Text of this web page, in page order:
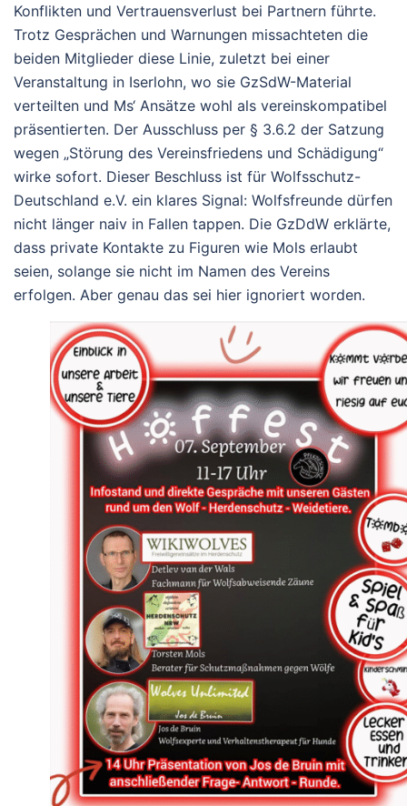
Konflikten und Vertrauensverlust bei Partnern führte.
Trotz Gesprächen und Warnungen missachteten die
beiden Mitglieder diese Linie, zuletzt bei einer
Veranstaltung in Iserlohn, wo sie GzSdW-Material
verteilten und Ms‘ Ansätze wohl als vereinskompatibel
präsentierten. Der Ausschluss per § 3.6.2 der Satzung
wegen „Störung des Vereinsfriedens und Schädigung“
wirke sofort. Dieser Beschluss ist für Wolfsschutz-
Deutschland e.V. ein klares Signal: Wolfsfreunde dürfen
nicht länger naiv in Fallen tappen. Die GzDdW erklärte,
dass private Kontakte zu Figuren wie Mols erlaubt
seien, solange sie nicht im Namen des Vereins
erfolgen. Aber genau das sei hier ignoriert worden.